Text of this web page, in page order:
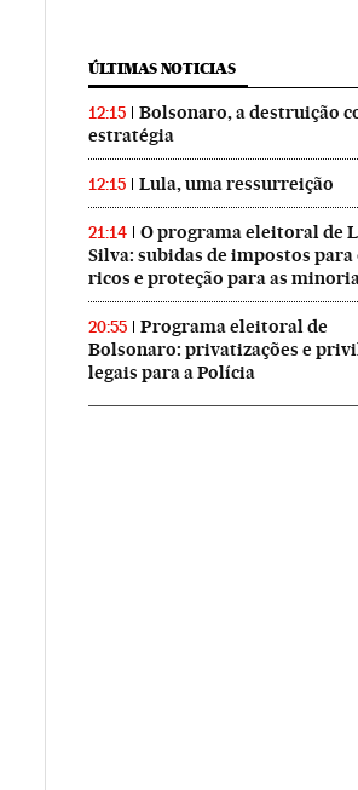
ÚLTIMAS NOTICIAS
12:15
Bolsonaro, a destruição
estratégia
12:15 Lula, uma ressurreição
21:14
O programa eleitoral de
Silva: subidas de impostos para
ricos e proteção para as
20:55
Programa eleitoral de
Bolsonaro: privatizações e
legais para a Polícia